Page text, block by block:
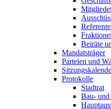
Beiräte
Mandatsträger
Parteien und
Protokolle
Stadtrat
Bau- und